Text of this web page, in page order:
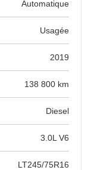
Automatique
Usagée
2019
138 800 km
Diesel
3.0L V6
LT245/75R16